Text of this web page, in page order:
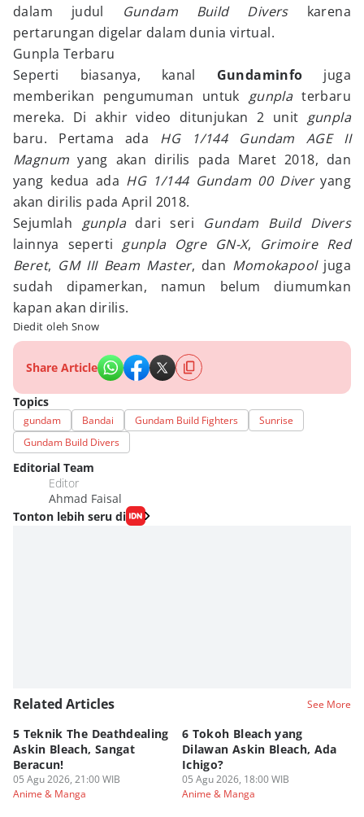
dalam judul
Gundam Build Divers karena
pertarungan digelar dalam dunia virtual.
Gunpla Terbaru
Seperti biasanya, kanal Gundaminfo juga
memberikan pengumuman untuk gunplaterbaru
mereka. Di akhir video ditunjukan 2 unit gunpla
baru. Pertama ada HG 1/144 Gundam AGE II
Magnumyang akan dirilis pada Maret 2018, dan
yang kedua ada HG 1/144 Gundam 00 Diveryang
akan dirilis pada April 2018.
Sejumlah gunpla dari seri Gundam Build Divers
lainnya seperti gunpla Ogre GN-X,
Grimoire Red
Beret, GM III Beam Master, dan Momokapool juga
sudah dipamerkan, namun belum diumumkan
kapan akan dirilis.
Diedit oleh Snow
Share Article
Topics
gundam Bandai Gundam Build Fighters
Sunrise
Gundam Build Divers
Editorial Team
Editor
Ahmad Faisal
Tonton lebih seru di
Related Articles See More
5 Teknik The Deathdealing
Askin Bleach, Sangat
Beracun!
05 Agu 2026, 21:00 WIB
Anime & Manga
6 Tokoh Bleach yang
Dilawan Askin Bleach, Ada
Ichigo?
05 Agu 2026, 18:00 WIB
Anime & Manga